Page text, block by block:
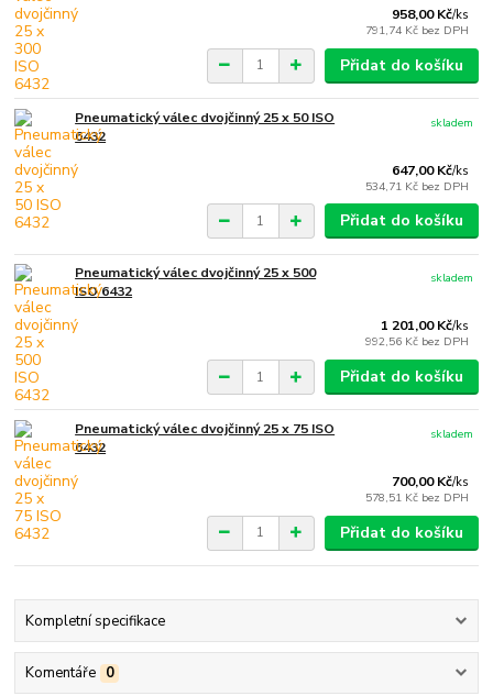
958,00 Kč/ks
791,74 Kč bez DPH
Přidat do košíku
Pneumatický válec dvojčinný 25 x 50 ISO
6432
647,00 Kč/ks
534,71 Kč bez DPH
skladem
Přidat do košíku
Pneumatický válec dvojčinný 25 x 500
ISO 6432
1 201,00 Kč/ks
992,56 Kč bez DPH
skladem
Přidat do košíku
Pneumatický válec dvojčinný 25 x 75 ISO
6432
700,00 Kč/ks
578,51 Kč bez DPH
skladem
Přidat do košíku
Kompletní specifikace
Komentáře 0